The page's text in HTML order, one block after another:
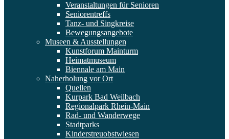
Veranstaltungen für Senioren
Seniorentreffs
Tanz- und Singkreise
Bewegungsangebote
Museen & Ausstellungen
Kunstforum Mainturm
Heimatmuseum
Biennale am Main
Naherholung vor Ort
Quellen
Kurpark Bad Weilbach
Regionalpark Rhein-Main
Rad- und Wanderwege
Stadtparks
Kinderstreuobstwiesen